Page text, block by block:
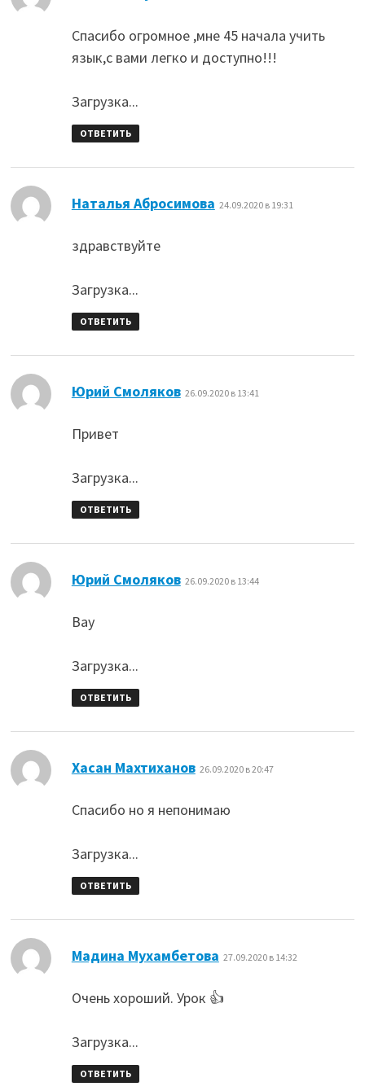
Спасибо огромное ,мне 45 начала учить
язык,с вами легко и доступно!!!
Загрузка...
ОТВЕТИТЬ
Наталья Абросимова 24.09.2020 в 19:31
здравствуйте
Загрузка...
ОТВЕТИТЬ
Юрий Смоляков: 26.09.2020 в 13:41
Привет
Загрузка...
ОТВЕТИТЬ
Юрий Смоляков: 26.09.2020 в 13:44
Вау
Загрузка...
ОТВЕТИТЬ
Хасан Махтиханов: 26.09.2020 в 20:47
Спасибо но я непонимаю
Загрузка...
ОТВЕТИТЬ
Мадина Мухамбетова 27.09.2020 в 14:32
Очень хороший. Урок 👍
Загрузка...
ОТВЕТИТЬ